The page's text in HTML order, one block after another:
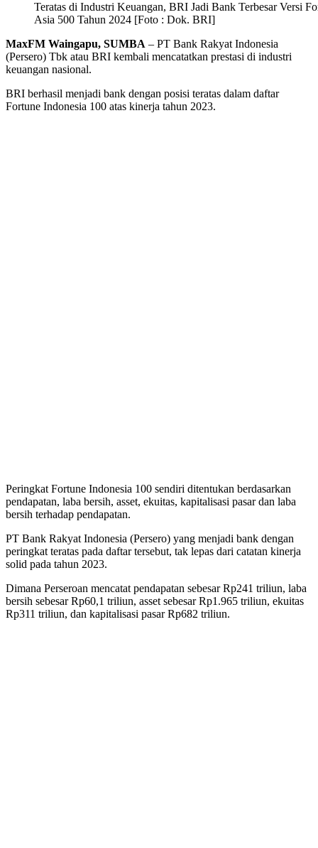
Teratas di Industri Keuangan, BRI Jadi Bank Terbesar Versi
Asia 500 Tahun 2024 [Foto : Dok. BRI]
MaxFM Waingapu, SUMBA – PT Bank Rakyat Indonesia
(Persero) Tbk atau BRI kembali mencatatkan prestasi di industri
keuangan nasional.
BRI berhasil menjadi bank dengan posisi teratas dalam daftar
Fortune Indonesia 100 atas kinerja tahun 2023.
Peringkat Fortune Indonesia 100 sendiri ditentukan berdasarkan
pendapatan, laba bersih, asset, ekuitas, kapitalisasi pasar dan laba
bersih terhadap pendapatan.
PT Bank Rakyat Indonesia (Persero) yang menjadi bank dengan
peringkat teratas pada daftar tersebut, tak lepas dari catatan kinerja
solid pada tahun 2023.
Dimana Perseroan mencatat pendapatan sebesar Rp241 triliun, laba
bersih sebesar Rp60,1 triliun, asset sebesar Rp1.965 triliun, ekuitas
Rp311 triliun, dan kapitalisasi pasar Rp682 triliun.